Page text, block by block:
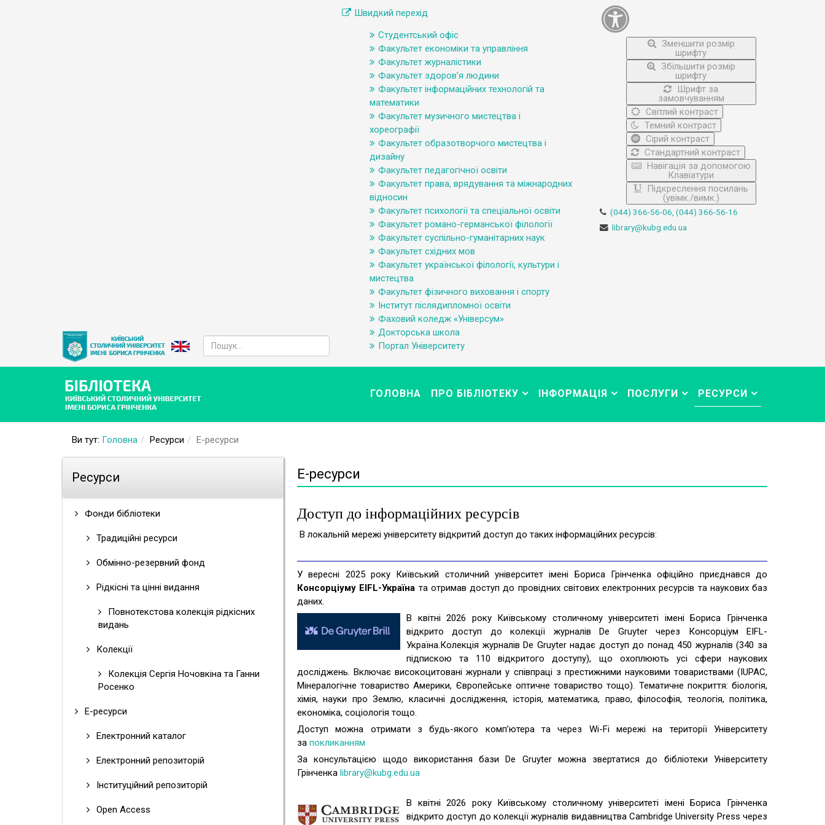
Швидкий перехід
Студентський офіс
Факультет економіки та управління
Факультет журналістики
Факультет здоров’я людини
Факультет інформаційних технологій та
математики
Факультет музичного мистецтва і
хореографії
Факультет образотворчого мистецтва і
дизайну
Факультет педагогічної освіти
Факультет права, врядування та міжнародних
відносин
Факультет психології та спеціальної освіти
Факультет романо-германської філології
Факультет суспільно-гуманітарних наук
Факультет східних мов
Факультет української філології, культури і
мистецтва
Факультет фізичного виховання і спорту
Інститут післядипломної освіти
Фаховий коледж «Універсум»
Докторська школа
Портал Університету
Зменшити розмір
шрифту
Збільшити розмір
шрифту
Шрифт за
замовчуванням
Світлий контраст
Темний контраст
Сірий контраст
Стандартний контраст
Навігація за допомогою
Клавіатури
Підкреслення посилань
(увімк./вимк.)
(044) 366-56-06, (044) 366-56-16
library@kubg.edu.ua
ГОЛОВНА ПРО БІБЛІОТЕКУ ІНФОРМАЦІЯ ПОСЛУГИ РЕСУРСИ
Ви тут: Головна Ресурси Е-ресурси
Ресурси
Фонди бібліотеки
Традиційні ресурси
Обмінно-резервний фонд
Рідкісні та цінні видання
Повнотекстова колекція рідкісних
видань
Колекції
Колекція Сергія Ночовкіна та Ганни
Росенко
Е-ресурси
Електронний каталог
Електронний репозиторій
Інституційний репозиторій
Open Access
Е-ресурси
Доступ до інформаційних ресурсів
В локальній мережі університету відкритий доступ до таких інформаційних ресурсів:
У вересні 2025 року Київський столичний університет імені Бориса Грінченка офіційно приєднався до
Консорціуму EIFL-Україна та отримав доступ до провідних світових електронних ресурсів та наукових баз
даних.
В квітні 2026 року Київському столичному університеті імені Бориса Грінченка
відкрито доступ до колекції журналів De Gruyter через Консорціум EIFL-
Україна.Колекція журналів De Gruyter надає доступ до понад 450 журналів (340 за
підпискою та 110 відкритого доступу), що охоплюють усі сфери наукових
досліджень. Включає високоцитовані журнали у співпраці з престижними науковими товариствами (IUPAC,
Мінералогічне товариство Америки, Європейське оптичне товариство тощо). Тематичне покриття: біологія,
хімія, науки про Землю, класичні дослідження, історія, математика, право, філософія, теологія, політика,
економіка, соціологія тощо.
Доступ можна отримати з будь-якого комп’ютера та через Wi-Fi мережі на території Університету
за покликанням
За консультацією щодо використання бази De Gruyter можна звертатися до бібліотеки Університету
Грінченка library@kubg.edu.ua
В квітні 2026 року Київському столичному університеті імені Бориса Грінченка
відкрито доступ до колекції журналів видавництва Cambridge University Press через